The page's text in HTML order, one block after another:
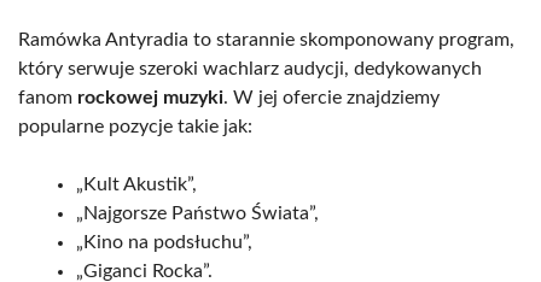
Ramówka Antyradia to starannie skomponowany program,
który serwuje szeroki wachlarz audycji, dedykowanych
fanom rockowej muzyki. W jej ofercie znajdziemy
popularne pozycje takie jak:
„Kult Akustik”,
„Najgorsze Państwo Świata”,
„Kino na podsłuchu”,
„Giganci Rocka”.